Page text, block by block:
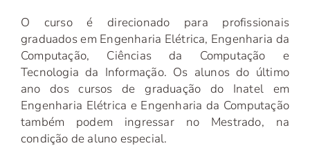
O curso é direcionado para profissionais
graduados em Engenharia Elétrica, Engenharia da
Computação, Ciências da Computação e
Tecnologia da Informação. Os alunos do último
ano dos cursos de graduação do Inatel em
Engenharia Elétrica e Engenharia da Computação
também podem ingressar no Mestrado, na
condição de aluno especial.